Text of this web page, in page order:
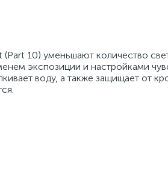
10) уменьшают количество
экспозиции и настройками
воду, а также защищает от